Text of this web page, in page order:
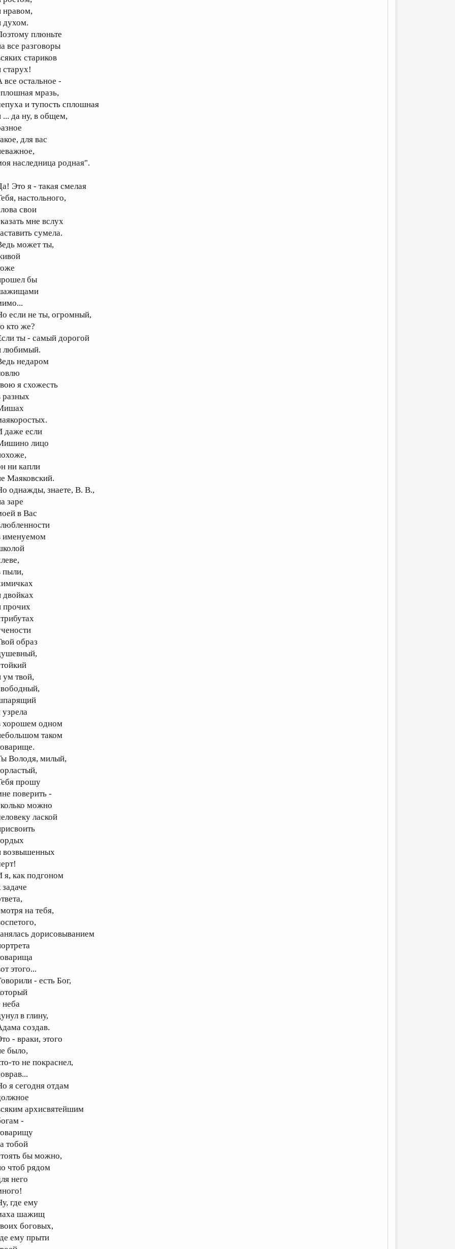
нравом,
духом.
плюньте
все разговоры
стариков
старух!
все остальное -
мразь,
и тупость сплошная
... да ну, в общем,
для вас
наследница родная".
Это я - такая смелая
настольного,
свои
мне вслух
сумела.
может ты,
бы
если не ты, огромный,
кто же?
ты - самый дорогой
любимый.
недаром
я схожесть
разных
даже если
лицо
ни капли
Маяковский.
однажды, знаете, В. В.,
заре
в Вас
именуемом
пыли,
двойках
прочих
образ
ум твой,
узрела
хорошем одном
таком
Володя, милый,
прошу
поверить -
можно
лаской
возвышенных
я, как подгоном
задаче
на тебя,
дорисовыванием
этого...
- есть Бог,
неба
в глину,
создав.
- враки, этого
было,
то не покраснел,
я сегодня отдам
архисвятейшим
-
тобой
бы можно,
чтоб рядом
него
где ему
шажищ
боговых,
ему прыти